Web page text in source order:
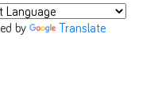
by Translate